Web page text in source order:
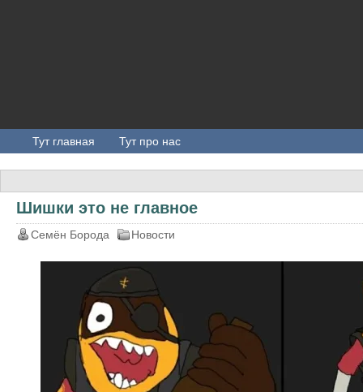
Тут главная Тут про нас
Шишки это не главное
Семён Борода Новости